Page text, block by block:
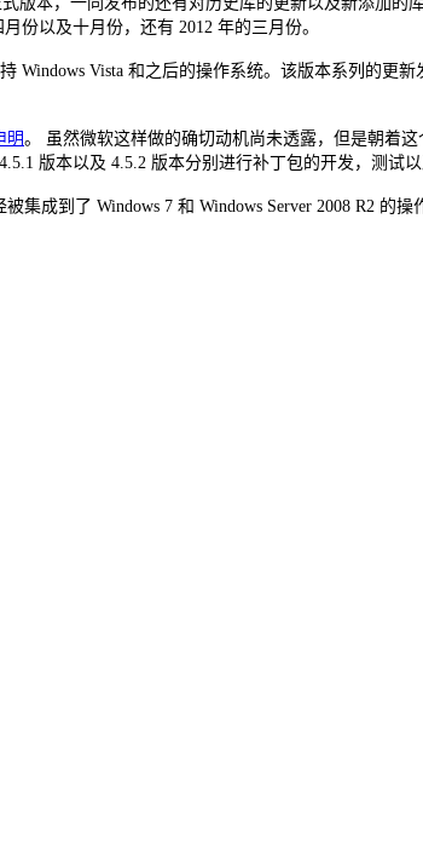
份以及十月份，还有 2012 年的三月份。
Vista 和之后的操作系统。该版本系列的更
明。 虽然微软这样做的确切动机尚未透露，但是朝着
版本以及 4.5.2 版本分别进行补丁包的开发，测试以
到了 Windows 7 和 Windows Server 2008 R2 的操